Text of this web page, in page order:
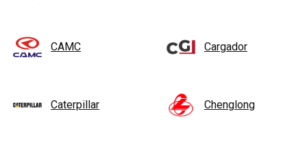
CAMC Cargador
Caterpillar Chenglong